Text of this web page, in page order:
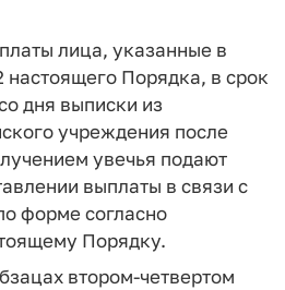
лица, указанные в
настоящего Порядка, в срок
дня выписки из
учреждения после
увечья подают
выплаты в связи с
форме согласно
Порядку.
втором-четвертом